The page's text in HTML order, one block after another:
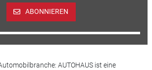
ABONNIEREN
AUTOHAUS ist eine